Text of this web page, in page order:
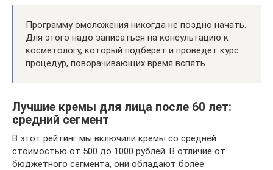
Программу омоложения никогда не поздно начать.
Для этого надо записаться на консультацию к
косметологу, который подберет и проведет курс
процедур, поворачивающих время вспять.
Лучшие кремы для лица после 60 лет:
средний сегмент
В этот рейтинг мы включили кремы со средней
стоимостью от 500 до 1000 рублей. В отличие от
бюджетного сегмента, они обладают более